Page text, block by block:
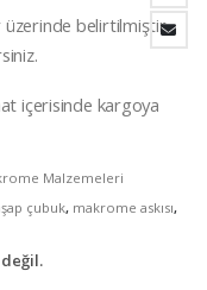
belirtilmiştir.
içerisinde kargoya
Malzemeleri
çubuk, makrome askısı,